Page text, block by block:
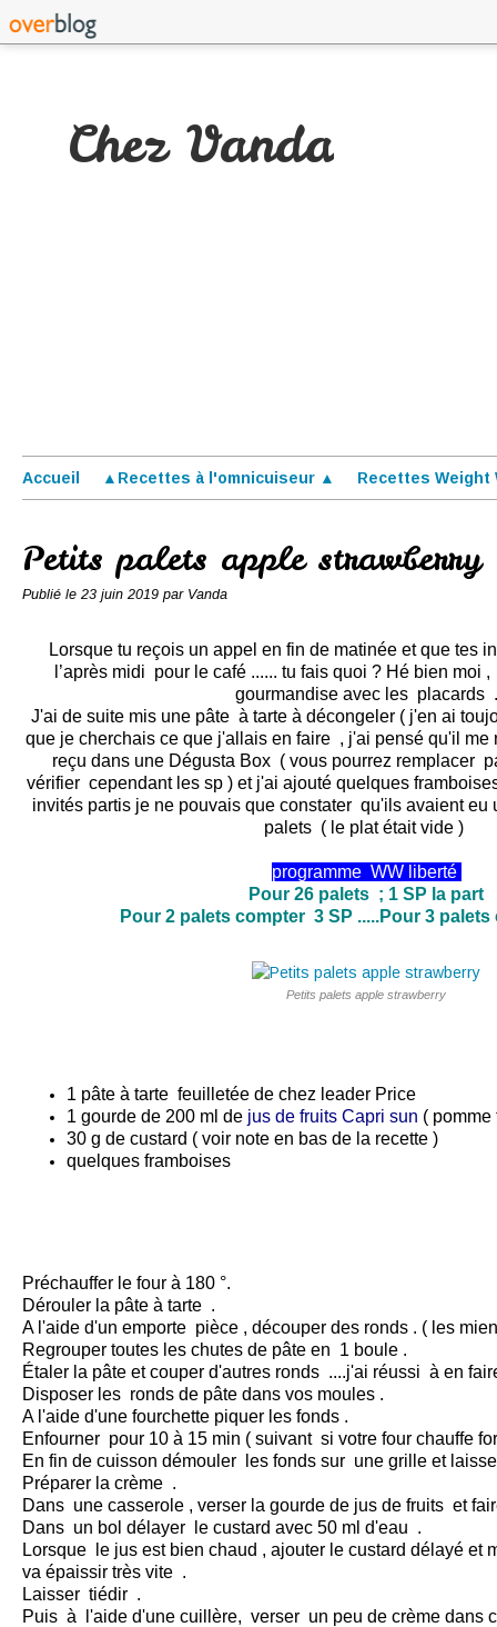
Chez Vanda
Accueil ▲Recettes à l'omnicuiseur ▲ Recettes Weight
Petits palets apple strawberry
Publié le 23 juin 2019 par Vanda
Lorsque tu reçois un appel en fin de matinée et que tes
l’après midi pour le café ...... tu fais quoi ? Hé bien moi
gourmandise avec les placards .
J'ai de suite mis une pâte à tarte à décongeler ( j'en ai
que je cherchais ce que j'allais en faire , j'ai pensé qu'il me
reçu dans une Dégusta Box ( vous pourrez remplacer
vérifier cependant les sp ) et j'ai ajouté quelques
invités partis je ne pouvais que constater qu'ils avaient eu
palets ( le plat était vide )
programme WW liberté
Pour 26 palets ; 1 SP la part
Pour 2 palets compter 3 SP .....Pour 3
Petits palets apple strawberry
1 pâte à tarte feuilletée de chez leader Price
1 gourde de 200 ml de jus de fruits Capri sun (
30 g de custard ( voir note en bas de la recette )
quelques framboises
Préchauffer le four à 180 °.
Dérouler la pâte à tarte .
A l'aide d'un emporte pièce , découper des ronds . ( les
Regrouper toutes les chutes de pâte en 1 boule .
Étaler la pâte et couper d'autres ronds ....j'ai réussi à en
Disposer les ronds de pâte dans vos moules .
A l'aide d'une fourchette piquer les fonds .
Enfourner pour 10 à 15 min ( suivant si votre four chauffe
En fin de cuisson démouler les fonds sur une grille et
Préparer la crème .
Dans une casserole , verser la gourde de jus de fruits et
Dans un bol délayer le custard avec 50 ml d'eau .
Lorsque le jus est bien chaud , ajouter le custard délayé et
va épaissir très vite .
Laisser tiédir .
Puis à l'aide d'une cuillère, verser un peu de crème dans